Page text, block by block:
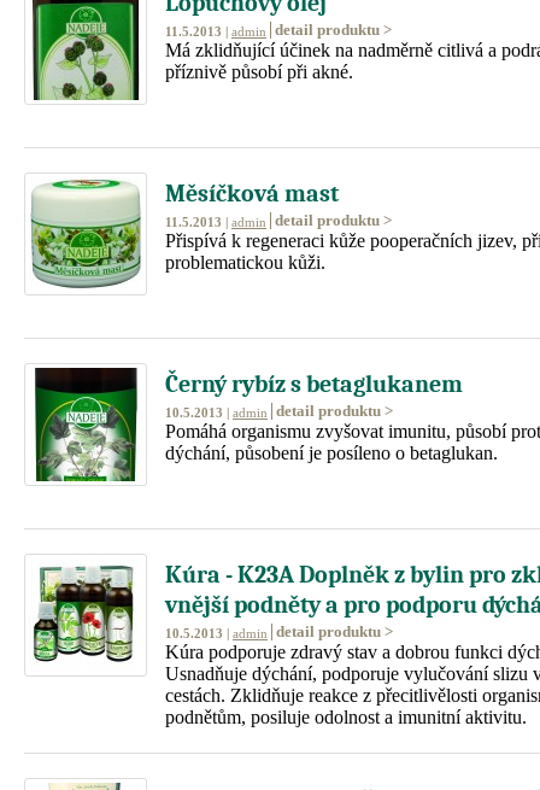
11.5.2013 | admin detail produktu >
Má zklidňující účinek na nadměrně citlivá a
příznivě působí při akné.
Měsíčková mast
11.5.2013 | admin detail produktu >
Přispívá k regeneraci kůže pooperačních jizev,
problematickou kůži.
Černý rybíz s betaglukanem
10.5.2013 | admin detail produktu >
Pomáhá organismu zvyšovat imunitu, působí
dýchání, působení je posíleno o betaglukan.
Kúra - K23A Doplněk z bylin pro
vnější podněty a pro podporu
10.5.2013 | admin detail produktu >
Kúra podporuje zdravý stav a dobrou funkci
Usnadňuje dýchání, podporuje vylučování slizu
cestách. Zklidňuje reakce z přecitlivělosti
podnětům, posiluje odolnost a imunitní aktivitu.